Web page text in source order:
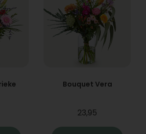
Bouquet Vera
23,95